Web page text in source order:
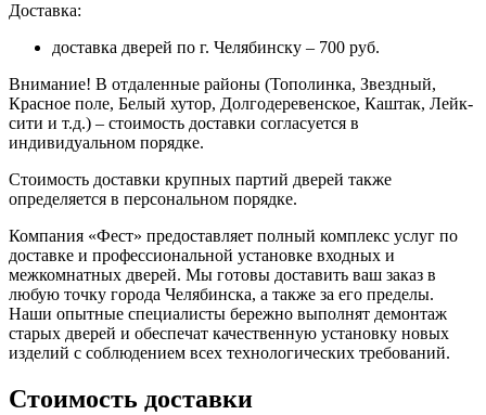
Доставка:
доставка дверей по г. Челябинску – 700 руб.
Внимание! В отдаленные районы (Тополинка, Звездный,
Красное поле, Белый хутор, Долгодеревенское, Каштак, Лейк-
сити и т.д.) – стоимость доставки согласуется в
индивидуальном порядке.
Стоимость доставки крупных партий дверей также
определяется в персональном порядке.
Компания «Фест» предоставляет полный комплекс услуг по
доставке и профессиональной установке входных и
межкомнатных дверей. Мы готовы доставить ваш заказ в
любую точку города Челябинска, а также за его пределы.
Наши опытные специалисты бережно выполнят демонтаж
старых дверей и обеспечат качественную установку новых
изделий с соблюдением всех технологических требований.
Стоимость доставки